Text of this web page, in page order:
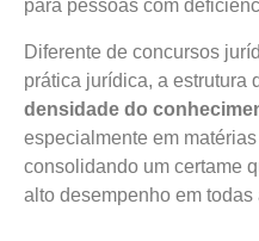
para pessoas com
Diferente de concursos
prática jurídica, a estrutura
densidade do
especialmente em
consolidando um certame
alto desempenho em